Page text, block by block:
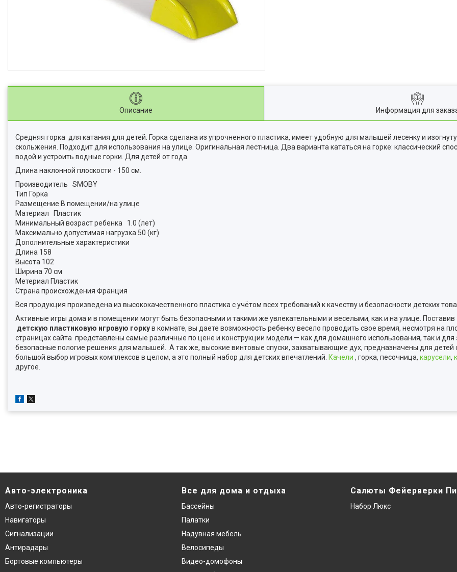
Описание Информация для
Средняя горка для катания для детей. Горка сделана из упрочненного пластика, имеет удобную для малышей лесенку и
скольжения. Подходит для использования на улице. Оригинальная лестница. Два варианта кататься на горке: классический
водой и устроить водные горки. Для детей от года.
Длина наклонной плоскости - 150 см.
Производитель SMOBY
Тип Горка
Размещение В помещении/на улице
Материал Пластик
Минимальный возраст ребенка 1.0 (лет)
Максимально допустимая нагрузка 50 (кг)
Дополнительные характеристики
Длина 158
Высота 102
Ширина 70 см
Метериал Пластик
Страна происхождения Франция
Вся продукция произведена из высококачественного пластика с учётом всех требований к качеству и безопасности детских
Активные игры дома и в помещении могут быть безопасными и такими же увлекательными и веселыми, как и на улице. Поставив
детскую пластиковую игровую горкув комнате, вы даете возможность ребенку весело проводить свое время, несмотря на
страницах сайта представлены самые различные по цене и конструкции модели — как для домашнего использования, так и для
безопасные пологие решения для малышей. А так же, высокие винтовые спуски, захватывающие дух, предназначены для детей
большой выбор игровых комплексов в целом, а это полный набор для детских впечатлений. Качели , горка, песочница, карусели,
другое.
Авто-электроника
Авто-регистраторы
Навигаторы
Сигнализации
Антирадары
Бортовые компьютеры
Все для дома и отдыха
Бассейны
Палатки
Надувная мебель
Велосипеды
Видео-домофоны
Салюты Фейерверки
Набор Люкс